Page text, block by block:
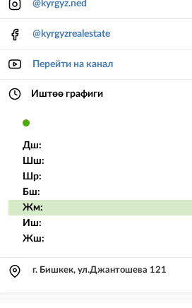
@kyrgyz.ned
@kyrgyzrealestate
Перейти на канал
Иштөө графиги
Дш:
Шш:
Шр:
Бш:
Жм:
Иш:
Жш:
г. Бишкек, ул.Джантошева 121